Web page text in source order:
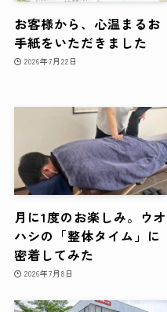
お客様から、心温まるお
手紙をいただきました
2026年7月22日
月に1度のお楽しみ。ウオ
ハシの「整体タイム」に
密着してみた
2026年7月8日